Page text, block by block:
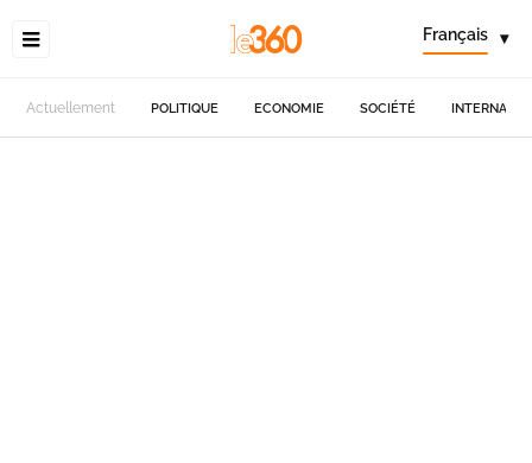
Français ▾
Actuellement POLITIQUE ECONOMIE SOCIÉTÉ